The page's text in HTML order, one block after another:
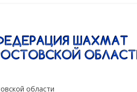
области